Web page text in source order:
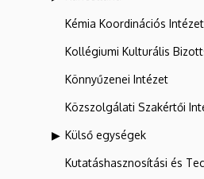
Kémia Koordinációs Intézet
Kollégiumi Kulturális
Könnyűzenei Intézet
Közszolgálati Szakértői
Külső egységek
Kutatáshasznosítási és